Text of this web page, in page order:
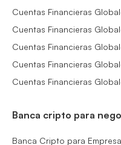
Cuentas Financieras
Cuentas Financieras
Cuentas Financieras
Cuentas Financieras
Cuentas Financieras
Banca cripto para
Banca Cripto para